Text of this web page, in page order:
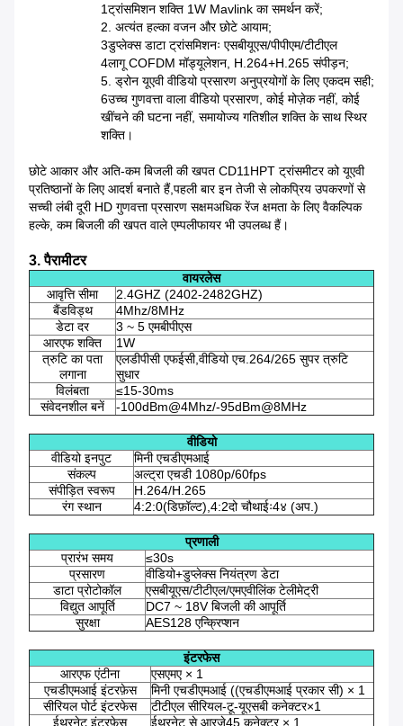
1ट्रांसमिशन शक्ति 1W Mavlink का समर्थन करें;
2. अत्यंत हल्का वजन और छोटे आयाम;
3डुप्लेक्स डाटा ट्रांसमिशनः एसबीयूएस/पीपीएम/टीटीएल
4लागू COFDM मॉड्यूलेशन, H.264+H.265 संपीड़न;
5. ड्रोन यूएवी वीडियो प्रसारण अनुप्रयोगों के लिए एकदम सही;
6उच्च गुणवत्ता वाला वीडियो प्रसारण, कोई मोज़ेक नहीं, कोई
खींचने की घटना नहीं, समायोज्य गतिशील शक्ति के साथ स्थिर
शक्ति।
छोटे आकार और अति-कम बिजली की खपत CD11HPT ट्रांसमीटर को यूएवी
प्रतिष्ठानों के लिए आदर्श बनाते हैं,पहली बार इन तेजी से लोकप्रिय उपकरणों से
सच्ची लंबी दूरी HD गुणवत्ता प्रसारण सक्षमअधिक रेंज क्षमता के लिए वैकल्पिक
हल्के, कम बिजली की खपत वाले एम्पलीफायर भी उपलब्ध हैं।
3. पैरामीटर
वायरलेस
आवृत्ति सीमा
2.4GHZ (2402-2482GHZ)
बैंडविड्थ
4Mhz/8MHz
डेटा दर
3 ~ 5 एमबीपीएस
आरएफ शक्ति
1W
त्रुटि का पता
लगाना
एलडीपीसी एफईसी,वीडियो एच.264/265 सुपर त्रुटि
सुधार
विलंबता
≤15-30ms
संवेदनशील बनें
-100dBm@4Mhz/-95dBm@8MHz
वीडियो
वीडियो इनपुट
मिनी एचडीएमआई
संकल्प
अल्ट्रा एचडी 1080p/60fps
संपीड़ित स्वरूप
H.264/H.265
रंग स्थान
4:2:0(डिफ़ॉल्ट),4:2दो चौथाईः4४ (अप.)
प्रणाली
प्रारंभ समय
≤30s
प्रसारण
वीडियो+डुप्लेक्स नियंत्रण डेटा
डाटा प्रोटोकॉल
एसबीयूएस/टीटीएल/एमएवीलिंक टेलीमेट्री
विद्युत आपूर्ति
DC7 ~ 18V बिजली की आपूर्ति
सुरक्षा
AES128 एन्क्रिप्शन
इंटरफेस
आरएफ एंटीना
एसएमए × 1
एचडीएमआई इंटरफ़ेस
मिनी एचडीएमआई ((एचडीएमआई प्रकार सी) × 1
सीरियल पोर्ट इंटरफेस
टीटीएल सीरियल-टू-यूएसबी कनेक्टर×1
ईथरनेट इंटरफ़ेस
ईथरनेट से आरजे45 कनेक्टर × 1